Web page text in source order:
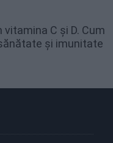
C și D. Cum
și imunitate